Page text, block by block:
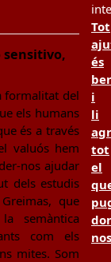
sensitivo,
formalitat del
els humans
és a través
valuós hem
nos ajudar
dels estudis
que
semàntica
com els
mites. Som
Tot
és
i
li
tot
el
nos